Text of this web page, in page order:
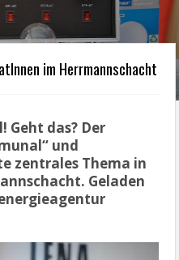
im Herrmannschacht
Geht das? Der
und
zentrales Thema in
Geladen